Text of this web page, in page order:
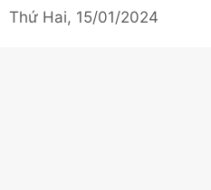
Thứ Hai, 15/01/2024